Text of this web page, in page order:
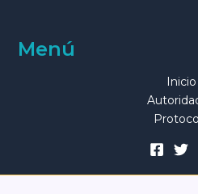
Menú
Inicio